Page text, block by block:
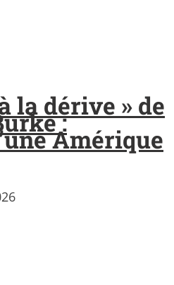
la dérive » de
:
Amérique